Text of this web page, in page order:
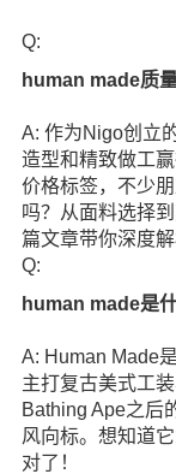
Q:
human made质
A: 作为Nigo创立
造型和精致做工
价格标签，不少
吗？从面料选择
篇文章带你深度
Q:
human made是
A: Human Made
主打复古美式工
Bathing Ape之后
风向标。想知道
对了！